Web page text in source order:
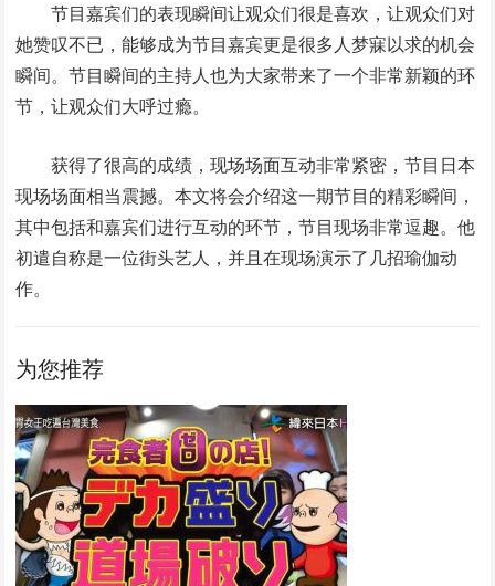
节目嘉宾们的表现瞬间让观众们很是喜欢，让观众们对
她赞叹不已，能够成为节目嘉宾更是很多人梦寐以求的机会
瞬间。节目瞬间的主持人也为大家带来了一个非常新颖的环
节，让观众们大呼过瘾。
获得了很高的成绩，现场场面互动非常紧密，节目日本
现场场面相当震撼。本文将会介绍这一期节目的精彩瞬间，
其中包括和嘉宾们进行互动的环节，节目现场非常逗趣。他
初遣自称是一位街头艺人，并且在现场演示了几招瑜伽动
作。
为您推荐